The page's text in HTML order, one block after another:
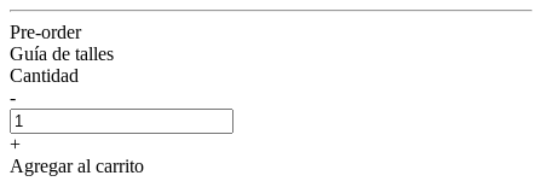
Pre-order
Guía de talles
Cantidad
-
+
Agregar al carrito